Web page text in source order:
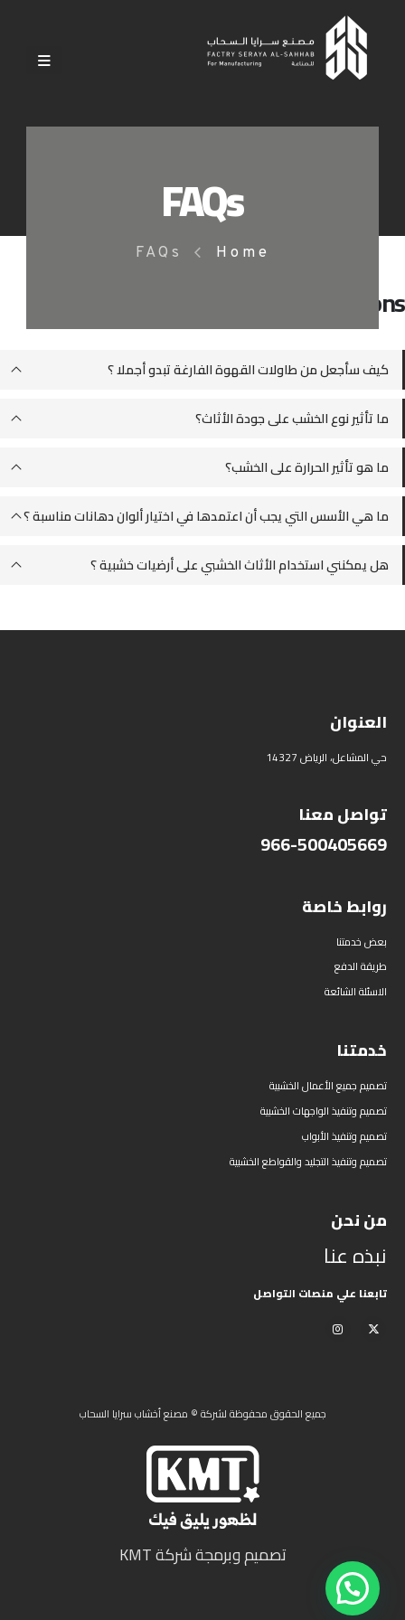
FAQs
Home
FAQs
Questions
كيف سأجعل من طاولات القهوة الفارغة تبدو أجملا ؟
ما تأثير نوع الخشب على جودة الأثاث؟
ما هو تأثير الحرارة على الخشب؟
ما هي الأسس التي يجب أن اعتمدها في اختيار ألوان دهانات مناسبة ؟
هل يمكنني استخدام الأثاث الخشبي على أرضيات خشبية ؟
العنوان
حي المشاعل، الرياض 14327
تواصل معنا
966-500405669
روابط خاصة
بعض خدمتنا
طريقة الدفع
الاسئلة الشائعة
خدمتنا
تصميم جميع الأعمال الخشبية
تصميم وتنفيذ الواجهات الخشبية
تصميم وتنفيذ الأبواب
تصميم وتنفيذ التجليد والقواطع الخشبية
من نحن
نبذه عنا
تابعنا علي منصات التواصل
جميع الحقوق محفوظة لشركة © مصنع أخشاب سرايا السحاب
تصميم وبرمجة شركة KMT